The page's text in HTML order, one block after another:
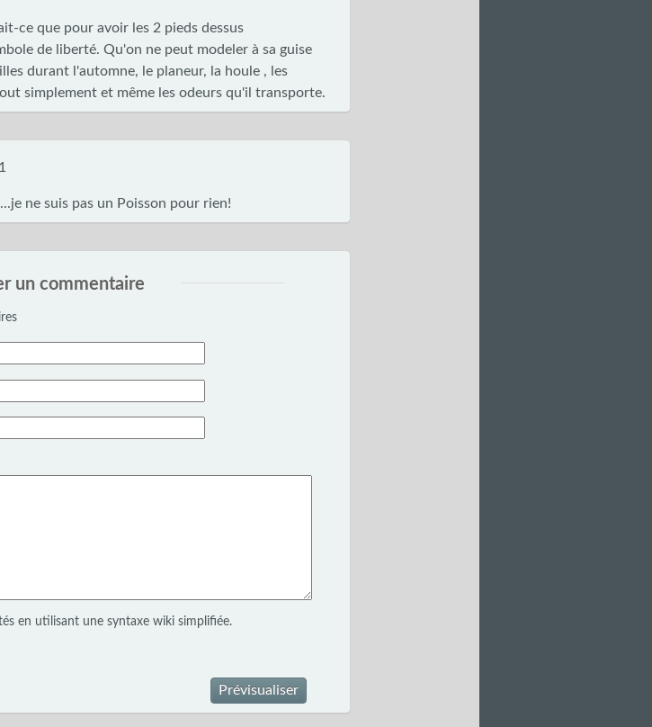
ce que pour avoir les 2 pieds dessus
de liberté. Qu'on ne peut modeler à sa guise
durant l'automne, le planeur, la houle , les
simplement et même les odeurs qu'il transporte.
ne suis pas un Poisson pour rien!
un commentaire
en utilisant une syntaxe wiki simplifiée.
Prévisualiser